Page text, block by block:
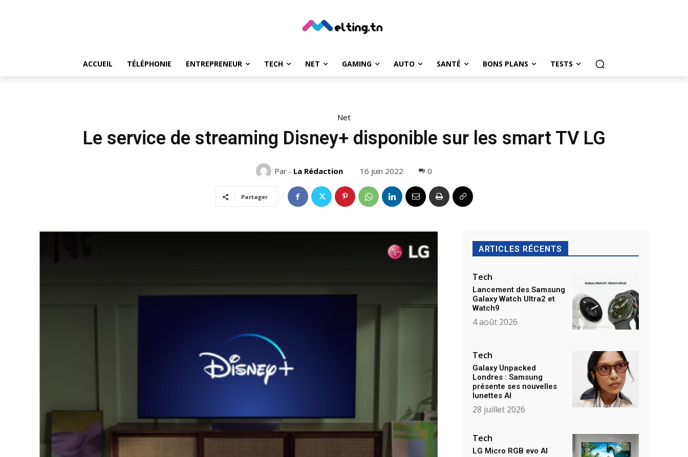
ACCUEIL TÉLÉPHONIE ENTREPRENEUR TECH NET GAMING AUTO SANTÉ BONS PLANS TESTS
Net
Le service de streaming Disney+ disponible sur les smart TV LG
Par - La Rédaction 16 juin 2022 0
Partager
ARTICLES RÉCENTS
Tech
Lancement des Samsung
Galaxy Watch Ultra2 et
Watch9
4 août 2026
Tech
Galaxy Unpacked
Londres : Samsung
présente ses nouvelles
lunettes AI
28 juillet 2026
Tech
LG Micro RGB evo AI